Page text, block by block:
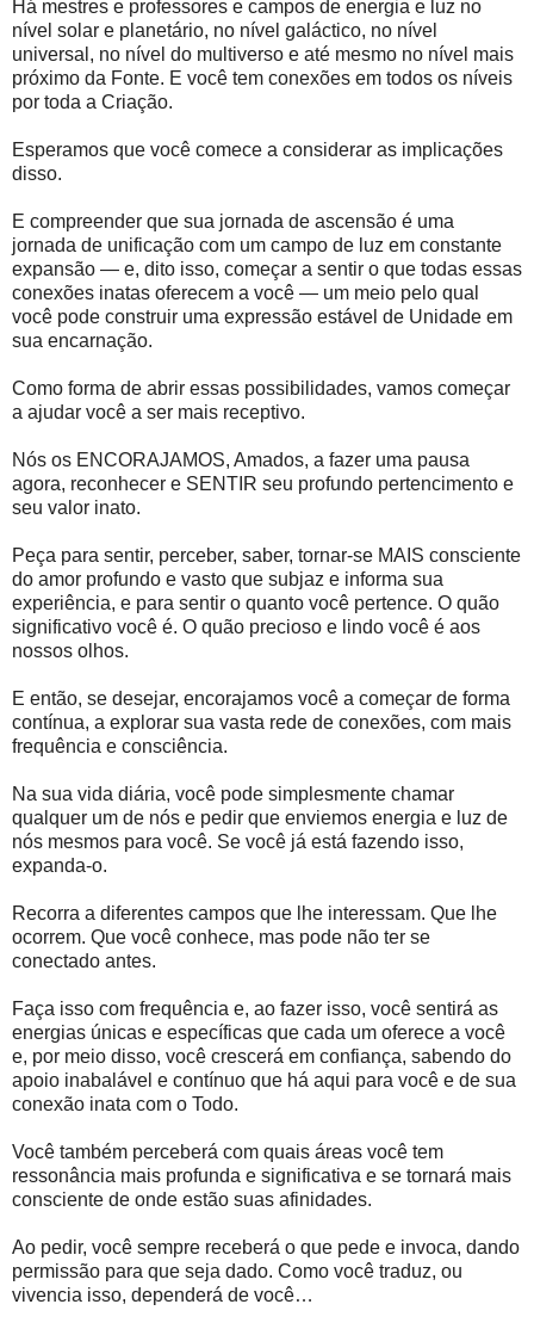
Há mestres e professores e campos de energia e luz no
nível solar e planetário, no nível galáctico, no nível
universal, no nível do multiverso e até mesmo no nível mais
próximo da Fonte. E você tem conexões em todos os níveis
por toda a Criação.
Esperamos que você comece a considerar as implicações
disso.
E compreender que sua jornada de ascensão é uma
jornada de unificação com um campo de luz em constante
expansão — e, dito isso, começar a sentir o que todas essas
conexões inatas oferecem a você — um meio pelo qual
você pode construir uma expressão estável de Unidade em
sua encarnação.
Como forma de abrir essas possibilidades, vamos começar
a ajudar você a ser mais receptivo.
Nós os ENCORAJAMOS, Amados, a fazer uma pausa
agora, reconhecer e SENTIR seu profundo pertencimento e
seu valor inato.
Peça para sentir, perceber, saber, tornar-se MAIS consciente
do amor profundo e vasto que subjaz e informa sua
experiência, e para sentir o quanto você pertence. O quão
significativo você é. O quão precioso e lindo você é aos
nossos olhos.
E então, se desejar, encorajamos você a começar de forma
contínua, a explorar sua vasta rede de conexões, com mais
frequência e consciência.
Na sua vida diária, você pode simplesmente chamar
qualquer um de nós e pedir que enviemos energia e luz de
nós mesmos para você. Se você já está fazendo isso,
expanda-o.
Recorra a diferentes campos que lhe interessam. Que lhe
ocorrem. Que você conhece, mas pode não ter se
conectado antes.
Faça isso com frequência e, ao fazer isso, você sentirá as
energias únicas e específicas que cada um oferece a você
e, por meio disso, você crescerá em confiança, sabendo do
apoio inabalável e contínuo que há aqui para você e de sua
conexão inata com o Todo.
Você também perceberá com quais áreas você tem
ressonância mais profunda e significativa e se tornará mais
consciente de onde estão suas afinidades.
Ao pedir, você sempre receberá o que pede e invoca, dando
permissão para que seja dado. Como você traduz, ou
vivencia isso, dependerá de você…